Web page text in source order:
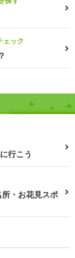
ェック
行こう
・お花見スポ